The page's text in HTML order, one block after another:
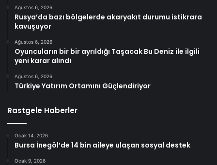
Ağustos 6, 2026
Rusya’da bazı bölgelerde akaryakıt durumu istikrara
kavuşuyor
Ağustos 6, 2026
Oyuncuların bir bir ayrıldığı Taşacak Bu Deniz ile ilgili
yeni karar alındı
Ağustos 6, 2026
Türkiye Yatırım Ortamını Güçlendiriyor
Rastgele Haberler
Ocak 14, 2026
Bursa İnegöl’de 14 bin aileye ulaşan sosyal destek
Ocak 9, 2026